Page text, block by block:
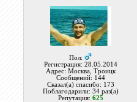
Пол:
Регистрация: 28.05.2014
Адрес: Москва, Троицк
Сообщений: 144
Сказал(а) спасибо: 173
Поблагодарили: 34 раз(а)
Репутация: 625